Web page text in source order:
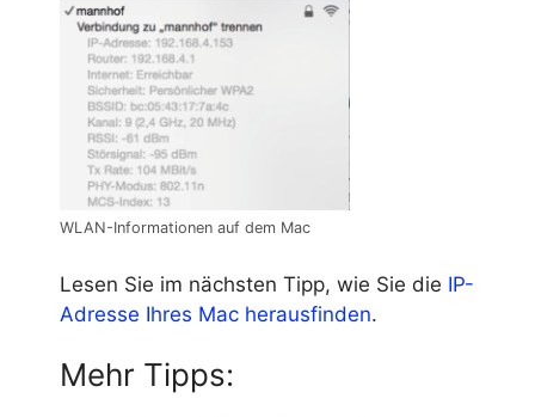
WLAN-Informationen auf dem Mac
Lesen Sie im nächsten Tipp, wie Sie die IP-
Adresse Ihres Mac herausfinden.
Mehr Tipps: